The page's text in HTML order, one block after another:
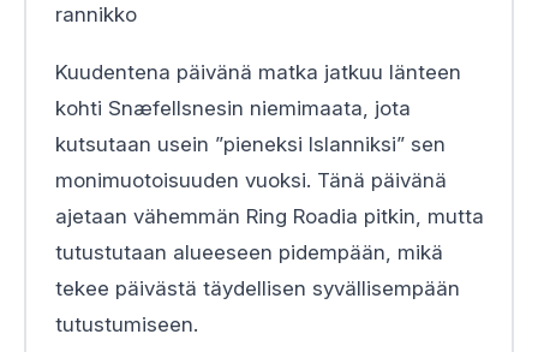
rannikko
Kuudentena päivänä matka jatkuu länteen
kohti Snæfellsnesin niemimaata, jota
kutsutaan usein ”pieneksi Islanniksi” sen
monimuotoisuuden vuoksi. Tänä päivänä
ajetaan vähemmän Ring Roadia pitkin, mutta
tutustutaan alueeseen pidempään, mikä
tekee päivästä täydellisen syvällisempään
tutustumiseen.